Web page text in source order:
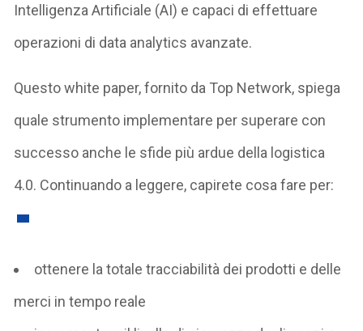
Intelligenza Artificiale (AI) e capaci di effettuare
operazioni di data analytics avanzate.
Questo white paper, fornito da Top Network, spiega
quale strumento implementare per superare con
successo anche le sfide più ardue della logistica
4.0. Continuando a leggere, capirete cosa fare per:
ottenere la totale tracciabilità dei prodotti e delle
merci in tempo reale